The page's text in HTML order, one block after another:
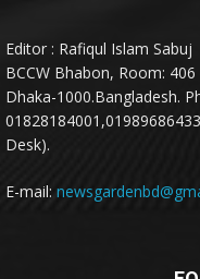
Editor : Rafiqul Islam Sabuj
BCCW Bhabon, Room:
Dhaka-1000.Bangladesh.
Desk).
E-mail: